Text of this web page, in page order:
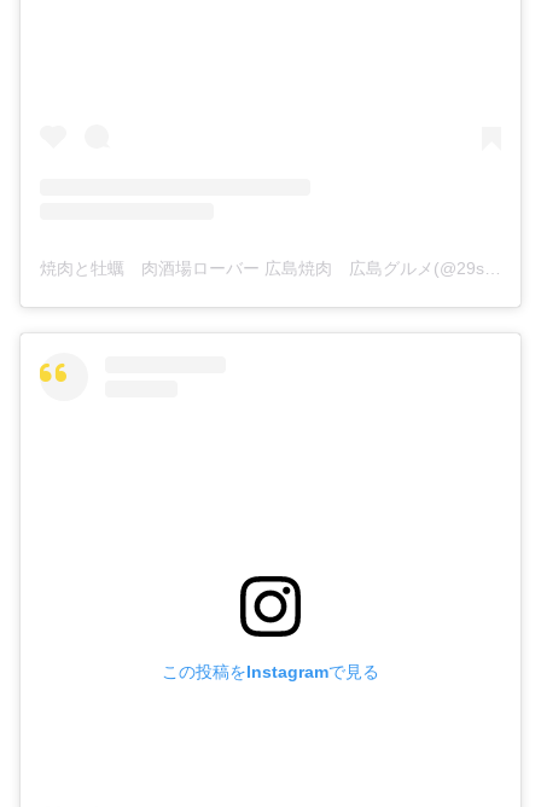
この投稿をInstagramで見る